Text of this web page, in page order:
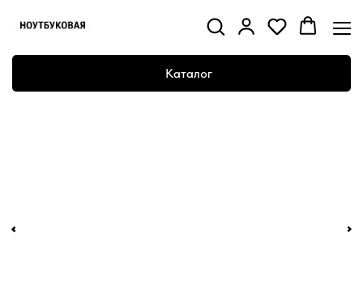
Каталог